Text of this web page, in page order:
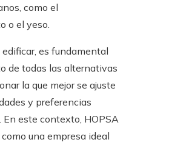
como el
o el yeso.
es fundamental
de todas las alternativas
la que mejor se ajuste
y preferencias
En este contexto, HOPSA
una empresa ideal